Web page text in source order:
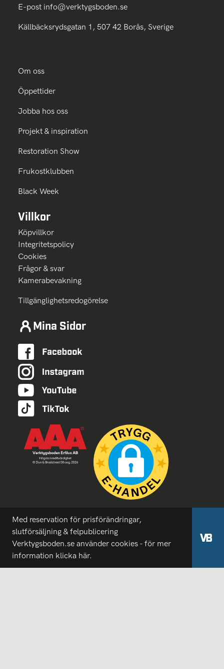
E-post info@verktygsboden.se
Källbäcksrydsgatan 1, 507 42 Borås, Sverige
Om oss
Öppettider
Jobba hos oss
Projekt & inspiration
Restoration Show
Frukostklubben
Black Week
Villkor
Köpvillkor
Integritetspolicy
Cookies
Frågor & svar
Kamerabevakning
Tillgänglighetsredogörelse
Mina Sidor
Med reservation för prisförändringar,
slutförsäljning & felpublicering
Verktygsboden.se använder cookies - för mer
information klicka här.